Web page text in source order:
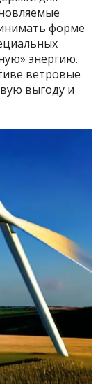
форме
энергию.
ветровые
выгоду и